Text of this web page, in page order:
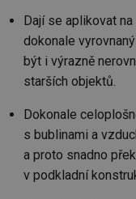
Dají se aplikovat
dokonale
být i výrazně
starších objektů.
Dokonale
s bublinami a
a proto snadno
v podkladní